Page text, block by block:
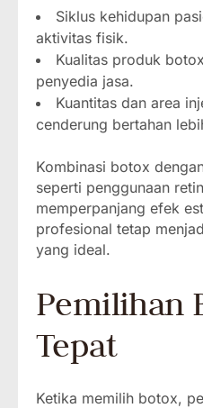
Siklus kehidupan
aktivitas fisik.
Kualitas produk
penyedia jasa.
Kuantitas dan area
cenderung bertahan
Kombinasi botox
seperti penggunaan
memperpanjang efek
profesional tetap
yang ideal.
Pemilihan
Tepat
Ketika memilih botox,